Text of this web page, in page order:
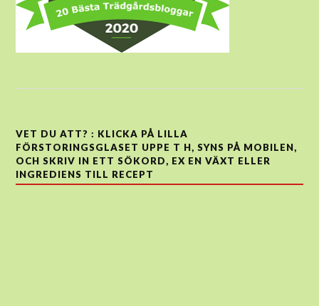
VET DU ATT? : KLICKA PÅ LILLA
FÖRSTORINGSGLASET UPPE T H, SYNS PÅ MOBILEN,
OCH SKRIV IN ETT SÖKORD, EX EN VÄXT ELLER
INGREDIENS TILL RECEPT